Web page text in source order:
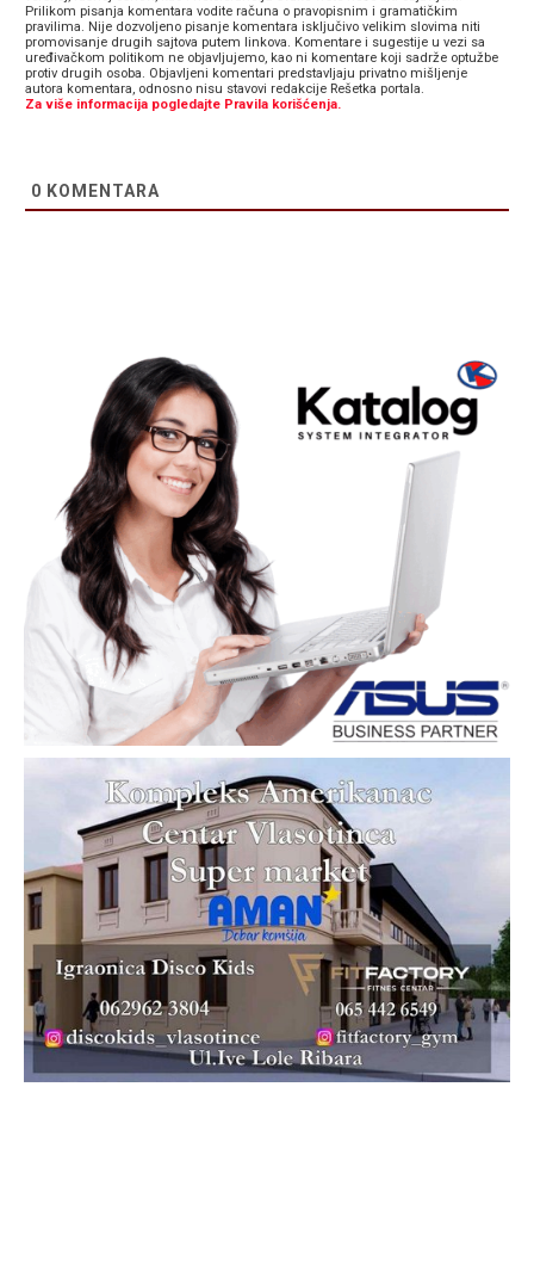
Prilikom pisanja komentara vodite računa o pravopisnim i gramatičkim
pravilima. Nije dozvoljeno pisanje komentara isključivo velikim slovima niti
promovisanje drugih sajtova putem linkova. Komentare i sugestije u vezi sa
uređivačkom politikom ne objavljujemo, kao ni komentare koji sadrže optužbe
protiv drugih osoba. Objavljeni komentari predstavljaju privatno mišljenje
autora komentara, odnosno nisu stavovi redakcije Rešetka portala.
Za više informacija pogledajte Pravila korišćenja.
0 KOMENTARA